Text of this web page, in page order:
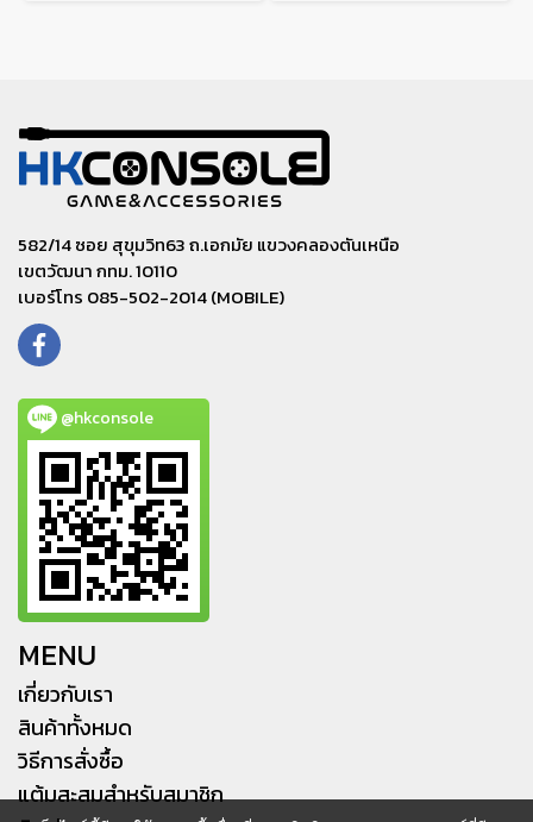
582/14 ซอย สุขุมวิท63 ถ.เอกมัย แขวงคลองตันเหนือ
เขตวัฒนา กทม. 10110
เบอร์โทร 085-502-2014 (MOBILE)
@hkconsole
MENU
เกี่ยวกับเรา
สินค้าทั้งหมด
วิธีการสั่งซื้อ
แต้มสะสมสำหรับสมาชิก